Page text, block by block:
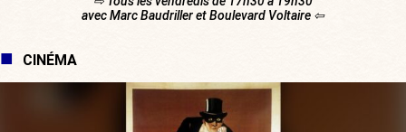
avec Marc Baudriller et Boulevard Voltaire ⇦
CINÉMA